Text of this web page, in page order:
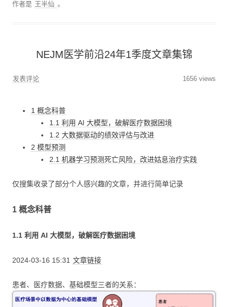
作者是 王半仙 。
NEJM医学前沿24年1季度文章集锦
发表评论 1656 views
1 概念科普
1.1 利用 AI 大模型，破解医疗数据困境
1.2 大数据驱动的绩效评估与改进
2 模型预测
2.1 机器学习预测死亡风险，改进姑息治疗实践
仅搜集收录了部分个人感兴趣的文章，并进行简单记录
1 概念科普
1.1 利用 AI 大模型，破解医疗数据困境
2024-03-16 15:31 文章链接
患者、医疗数据、基础模型三者的关系：